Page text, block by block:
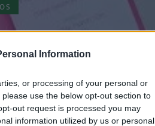
Information
or processing of your personal or
use the below opt-out section to
out request is processed you may
information utilized by us or personal